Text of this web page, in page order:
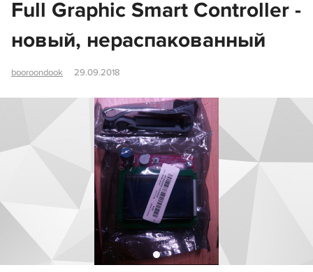
Full Graphic Smart Controller -
новый, нераспакованный
booroondook 29.09.2018